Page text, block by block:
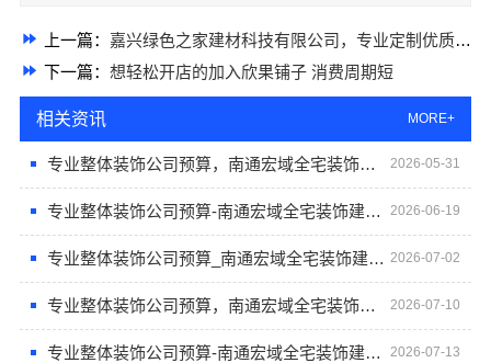
上一篇： 嘉兴绿色之家建材科技有限公司，专业定制优质家装体验
下一篇： 想轻松开店的加入欣果铺子 消费周期短
相关资讯 MORE+
专业整体装饰公司预算，南通宏域全宅装饰建材有限公司精准把控 2026-05-31
专业整体装饰公司预算-南通宏域全宅装饰建材有限公司 2026-06-19
专业整体装饰公司预算_南通宏域全宅装饰建材有限公司 2026-07-02
专业整体装饰公司预算，南通宏域全宅装饰建材有限公司 2026-07-10
专业整体装饰公司预算-南通宏域全宅装饰建材有限公司 2026-07-13